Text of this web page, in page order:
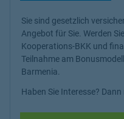
Sie sind gesetzlich
Angebot für Sie. Werden
Kooperations-BKK und
Teilnahme am
Barmenia.
Haben Sie Interesse?